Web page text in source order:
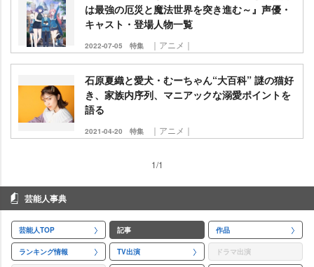
は最強の厄災と魔法世界を突き進む～』声優・
キャスト・登場人物一覧
2022-07-05 特集 ｜アニメ｜
石原夏織と愛犬・むーちゃん“大百科” 謎の猫好
き、家族内序列、マニアックな溺愛ポイントを
語る
2021-04-20 特集 ｜アニメ｜
1/1
芸能人事典
芸能人TOP 記事 作品
ランキング情報 TV出演 ドラマ出演